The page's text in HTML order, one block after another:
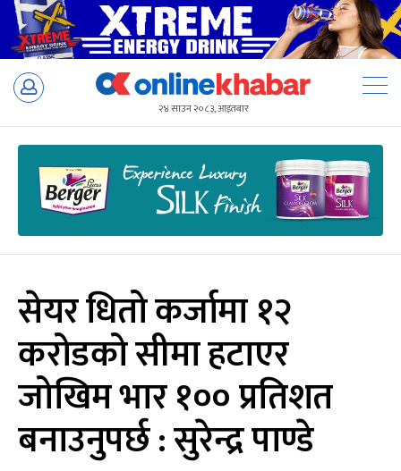
Skip
२४ साउन २०८३, आइतबार
सेयर धितो कर्जामा १२
करोडको सीमा हटाएर
जोखिम भार १०० प्रतिशत
बनाउनुपर्छ : सुरेन्द्र पाण्डे